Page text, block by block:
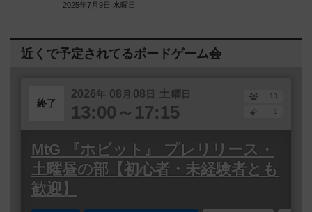
2025年7月9日 水曜日
近くで予定されてるボードゲーム会
終了
2026年 08 月 08 日 土 曜日
13:00～17:15
13
1
MtG 『ホビット』 プレリリース・
土曜昼の部【初心者・未経験者とも
歓迎】